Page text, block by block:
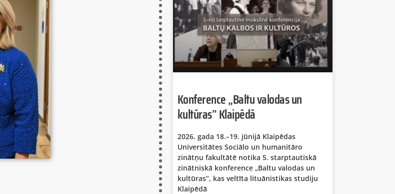
Konference „Baltu valodas un
kultūras” Klaipēdā
2026. gada 18.–19. jūnijā Klaipēdas
Universitātes Sociālo un humanitāro
zinātņu fakultātē notika 5. starptautiskā
zinātniskā konference „Baltu valodas un
kultūras”, kas veltīta lituānistikas studiju
Klaipēdā